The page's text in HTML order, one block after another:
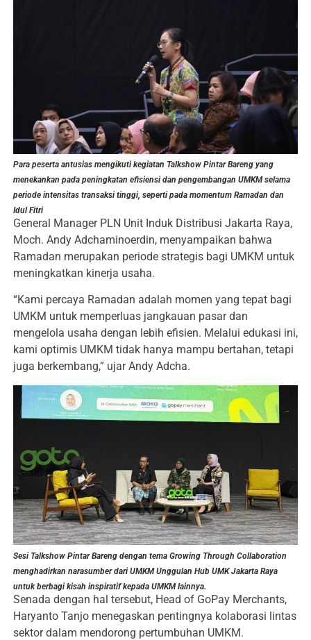
Para peserta antusias mengikuti kegiatan Talkshow Pintar Bareng yang
menekankan pada peningkatan efisiensi dan pengembangan UMKM selama
periode intensitas transaksi tinggi, seperti pada momentum Ramadan dan
Idul Fitri
General Manager PLN Unit Induk Distribusi Jakarta Raya,
Moch. Andy Adchaminoerdin, menyampaikan bahwa
Ramadan merupakan periode strategis bagi UMKM untuk
meningkatkan kinerja usaha.
“Kami percaya Ramadan adalah momen yang tepat bagi
UMKM untuk memperluas jangkauan pasar dan
mengelola usaha dengan lebih efisien. Melalui edukasi ini,
kami optimis UMKM tidak hanya mampu bertahan, tetapi
juga berkembang,” ujar Andy Adcha.
Sesi Talkshow Pintar Bareng dengan tema Growing Through Collaboration
menghadirkan narasumber dari UMKM Unggulan Hub UMK Jakarta Raya
untuk berbagi kisah inspiratif kepada UMKM lainnya.
Senada dengan hal tersebut, Head of GoPay Merchants,
Haryanto Tanjo menegaskan pentingnya kolaborasi lintas
sektor dalam mendorong pertumbuhan UMKM.